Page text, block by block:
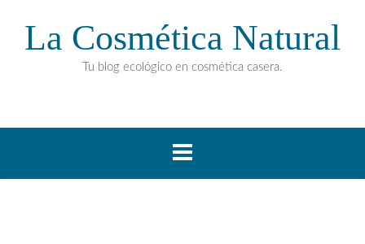
La Cosmética Natural
Tu blog ecológico en cosmética casera.